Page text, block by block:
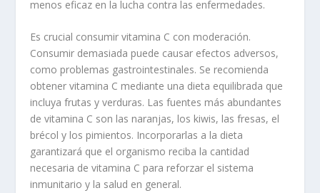
menos eficaz en la lucha contra las enfermedades.
Es crucial consumir vitamina C con moderación.
Consumir demasiada puede causar efectos adversos,
como problemas gastrointestinales. Se recomienda
obtener vitamina C mediante una dieta equilibrada que
incluya frutas y verduras. Las fuentes más abundantes
de vitamina C son las naranjas, los kiwis, las fresas, el
brécol y los pimientos. Incorporarlas a la dieta
garantizará que el organismo reciba la cantidad
necesaria de vitamina C para reforzar el sistema
inmunitario y la salud en general.